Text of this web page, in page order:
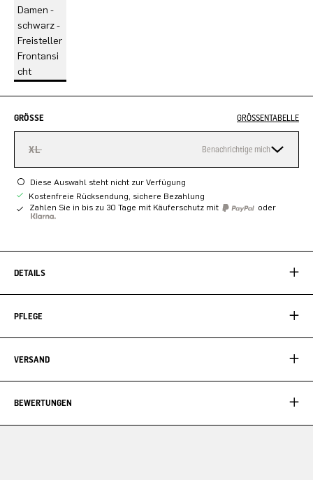
GRÖSSE GRÖSSENTABELLE
XL Benachrichtige mich
Diese Auswahl steht nicht zur Verfügung
Kostenfreie Rücksendung, sichere Bezahlung
Zahlen Sie in bis zu 30 Tage mit Käuferschutz mit
oder
DETAILS
PFLEGE
VERSAND
BEWERTUNGEN